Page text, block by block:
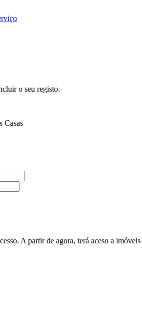
o seu registo.
Casas
A partir de agora, terá aceso a